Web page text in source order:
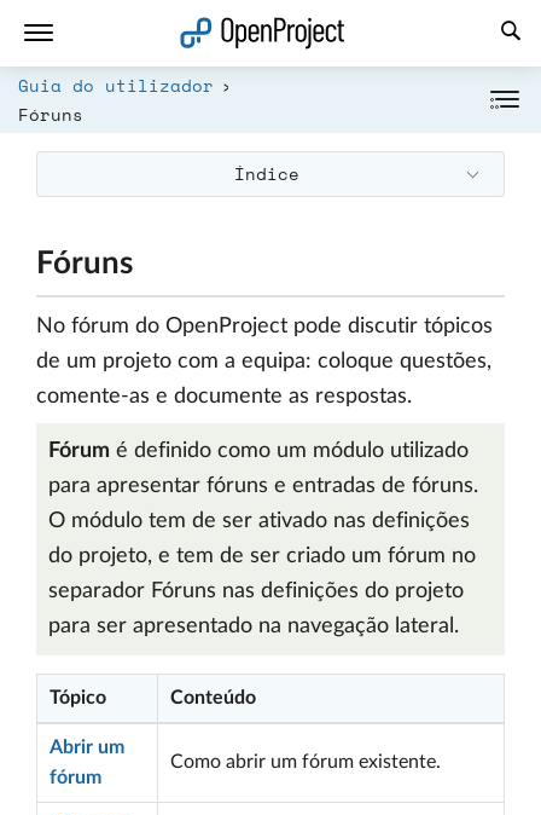
Guia do utilizador
Fóruns
Índice
Fóruns
No fórum do OpenProject pode discutir tópicos
de um projeto com a equipa: coloque questões,
comente-as e documente as respostas.
Fórum é definido como um módulo utilizado
para apresentar fóruns e entradas de fóruns.
O módulo tem de ser ativado nas definições
do projeto, e tem de ser criado um fórum no
separador Fóruns nas definições do projeto
para ser apresentado na navegação lateral.
Tópico Conteúdo
Abrir um
fórum
Como abrir um fórum existente.
Abrir a ligação num novo separador